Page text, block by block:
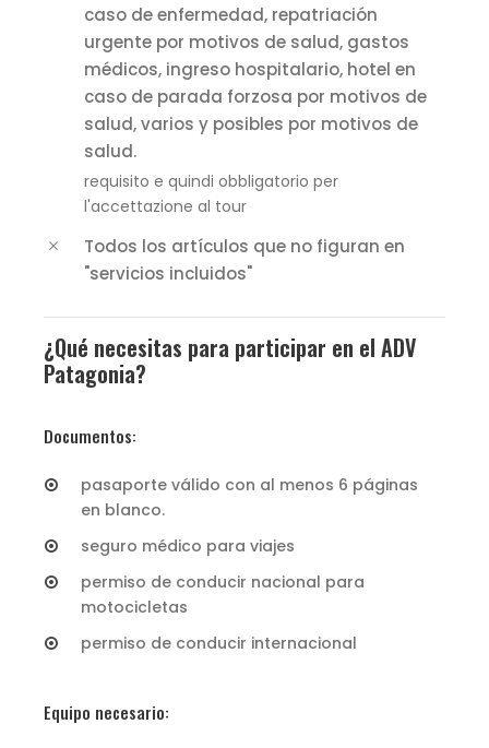
caso de enfermedad, repatriación
urgente por motivos de salud, gastos
médicos, ingreso hospitalario, hotel en
caso de parada forzosa por motivos de
salud, varios y posibles por motivos de
salud.
requisito e quindi obbligatorio per
l'accettazione al tour
Todos los artículos que no figuran en
"servicios incluidos"
¿Qué necesitas para participar en el ADV
Patagonia?
Documentos:
pasaporte válido con al menos 6 páginas
en blanco.
seguro médico para viajes
permiso de conducir nacional para
motocicletas
permiso de conducir internacional
Equipo necesario: